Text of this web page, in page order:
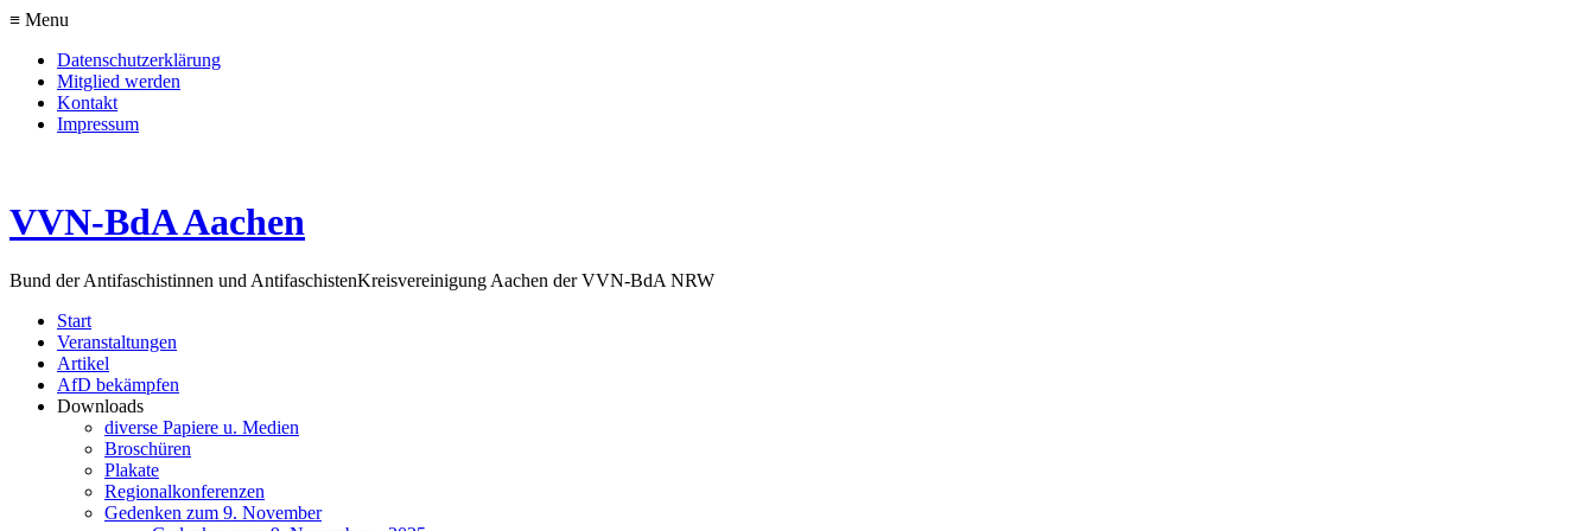
≡ Menu
Datenschutzerklärung
Mitglied werden
Kontakt
Impressum
VVN-BdA Aachen
Bund der Antifaschistinnen und AntifaschistenKreisvereinigung Aachen der VVN-BdA NRW
Start
Veranstaltungen
Artikel
AfD bekämpfen
Downloads
diverse Papiere u. Medien
Broschüren
Plakate
Regionalkonferenzen
Gedenken zum 9. November